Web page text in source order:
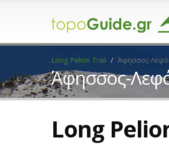
Long Pelion Trail Άφησσος-
Άφησσος-
Long